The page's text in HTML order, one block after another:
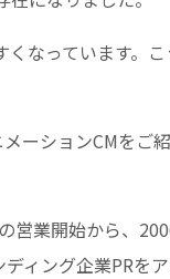
なっています。
ーションCMをご
営業開始から、
ィング企業PRを